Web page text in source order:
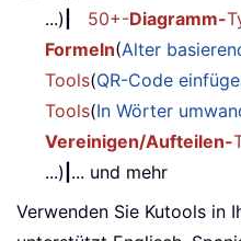
...)
50+-Diagramm-
Formeln(Alter
Tools(QR-Code
Tools(In Wörter
Vereinigen/Aufteilen-
...) ... und mehr
Verwenden Sie Kutools in